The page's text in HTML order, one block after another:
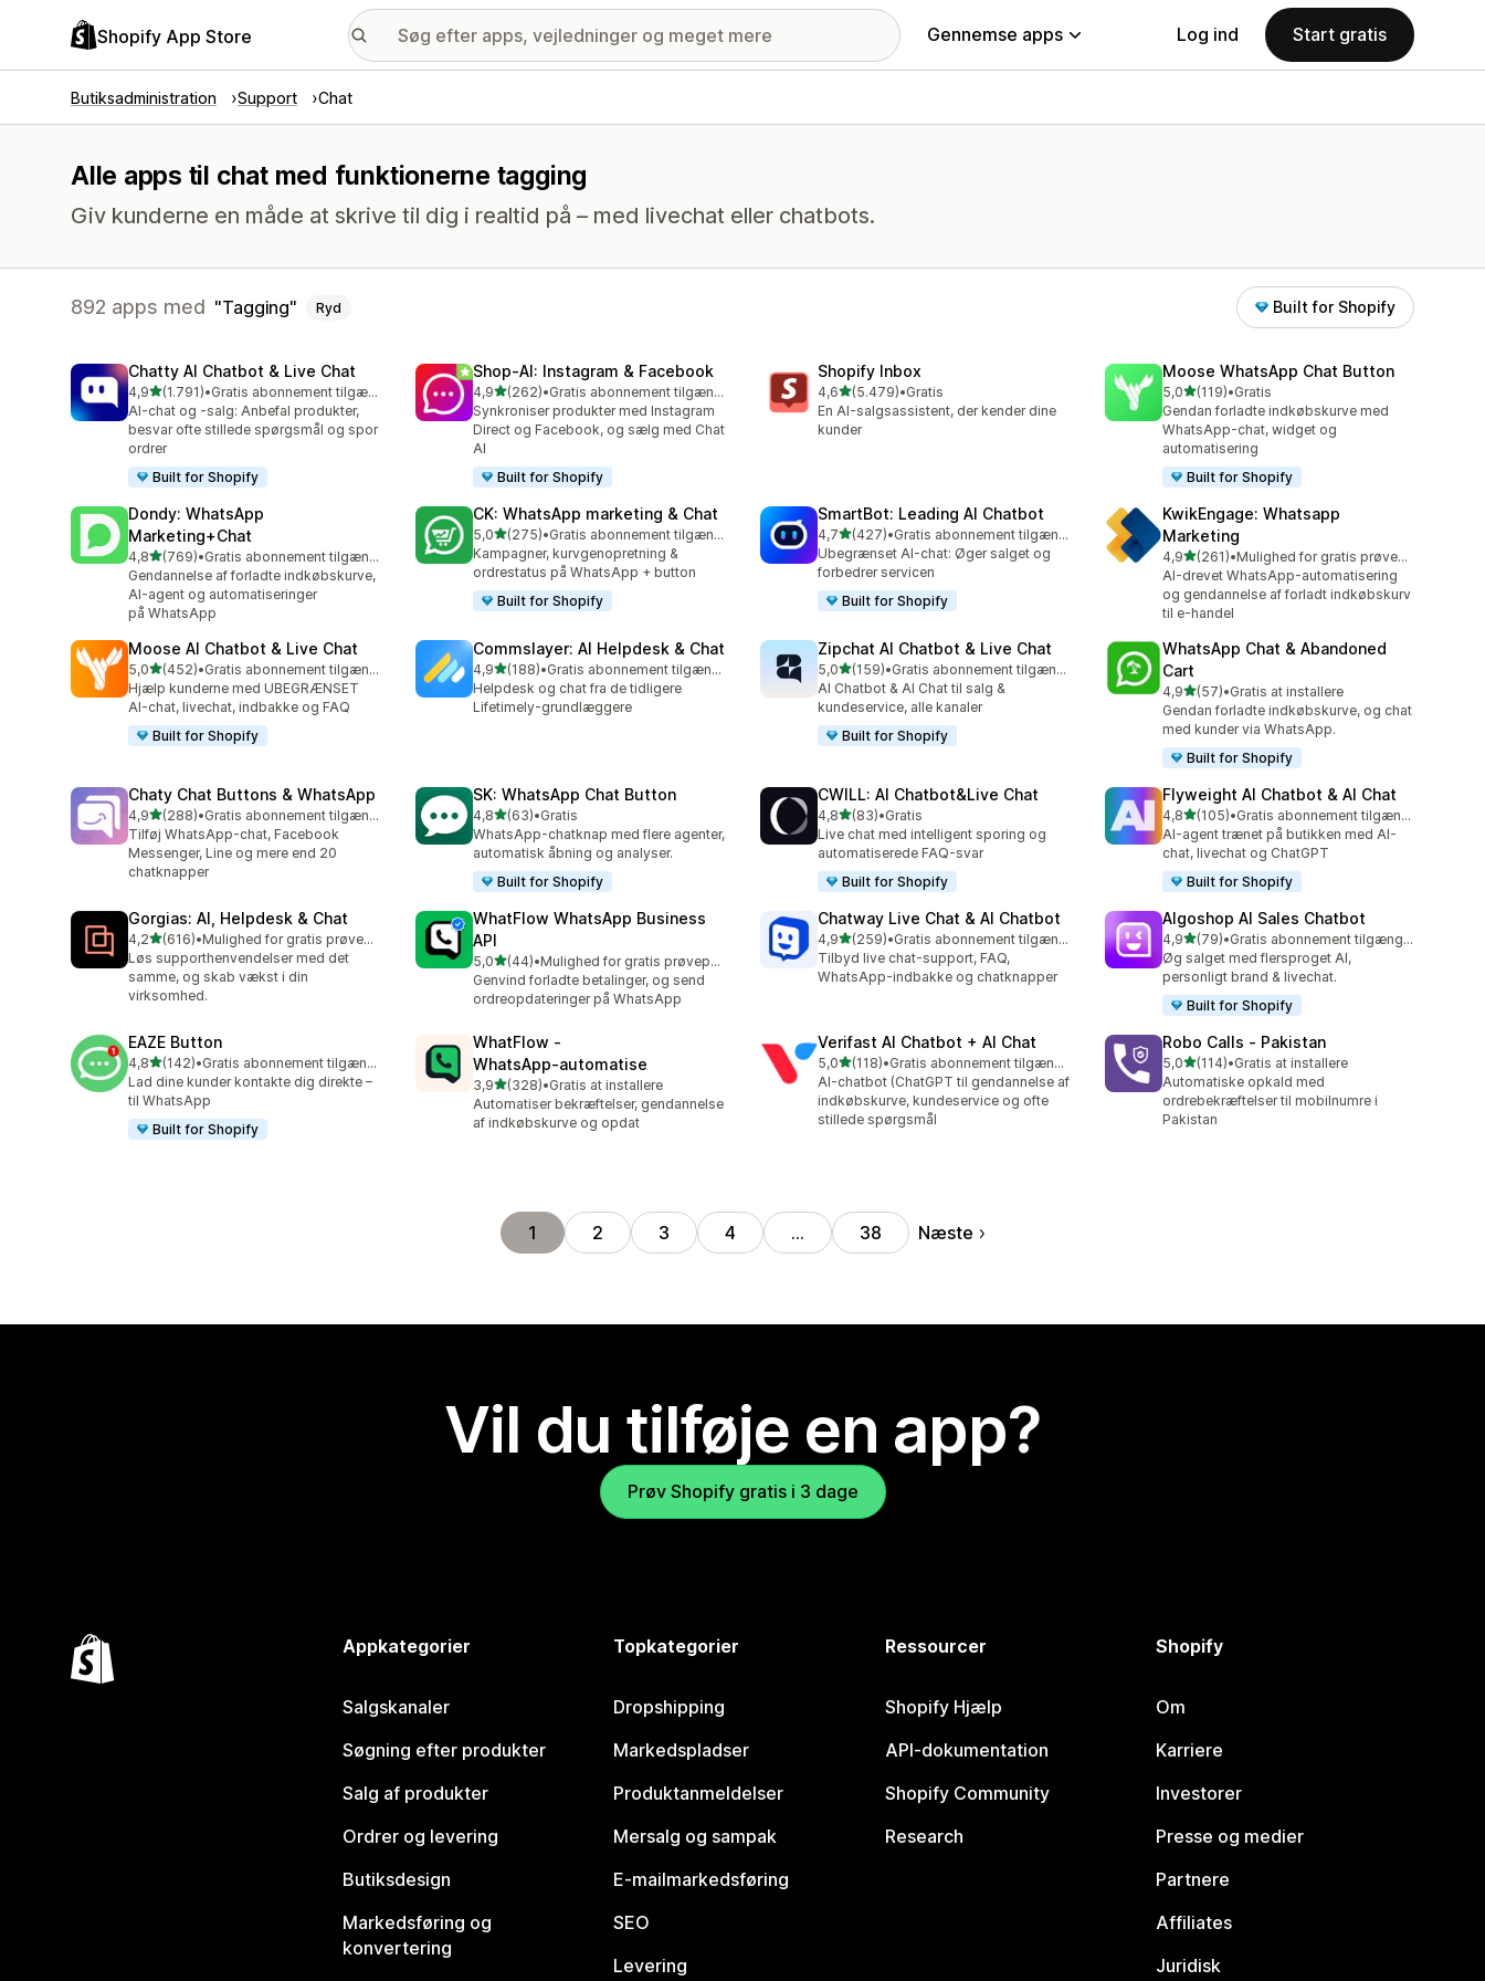
Shopify App Store Gennemse apps Log ind Start gratis
Butiksadministration Support Chat
Alle apps til chat med funktionerne tagging
Giv kunderne en måde at skrive til dig i realtid på – med livechat eller chatbots.
892 apps med Tagging Ryd Built for Shopify
Chatty AI Chatbot & Live Chat
4,9ud af 5 stjerner
(1.791)
1791 anmeldelser i alt
•
Gratis abonnement tilgængeligt
AI-chat og -salg: Anbefal produkter,
besvar ofte stillede spørgsmål og spor
ordrer
Built for Shopify
Shop‑AI: Instagram & Facebook
4,9ud af 5 stjerner
(262)
262 anmeldelser i alt
•
Gratis abonnement tilgængeligt
Synkroniser produkter med Instagram
Direct og Facebook, og sælg med Chat
AI
Built for Shopify
Shopify Inbox
4,6ud af 5 stjerner
(5.479)
5479 anmeldelser i alt
•Gratis
En AI-salgsassistent, der kender dine
kunder
Moose WhatsApp Chat Button
5,0ud af 5 stjerner
(119)
119 anmeldelser i alt
•Gratis
Gendan forladte indkøbskurve med
WhatsApp-chat, widget og
automatisering
Built for Shopify
Dondy: WhatsApp
Marketing+Chat
4,8ud af 5 stjerner
(769)
769 anmeldelser i alt
•
Gratis abonnement tilgængeligt
Gendannelse af forladte indkøbskurve,
AI-agent og automatiseringer
på WhatsApp
CK: WhatsApp marketing & Chat
5,0ud af 5 stjerner
(275)
275 anmeldelser i alt
•
Gratis abonnement tilgængeligt
Kampagner, kurvgenopretning &
ordrestatus på WhatsApp + button
Built for Shopify
SmartBot: Leading AI Chatbot
4,7ud af 5 stjerner
(427)
427 anmeldelser i alt
•
Gratis abonnement tilgængeligt
Ubegrænset AI-chat: Øger salget og
forbedrer servicen
Built for Shopify
KwikEngage: Whatsapp
Marketing
4,9ud af 5 stjerner
(261)
261 anmeldelser i alt
•
Mulighed for gratis prøveperiode
AI-drevet WhatsApp-automatisering
og gendannelse af forladt indkøbskurv
til e-handel
Moose AI Chatbot & Live Chat
5,0ud af 5 stjerner
(452)
452 anmeldelser i alt
•
Gratis abonnement tilgængeligt
Hjælp kunderne med UBEGRÆNSET
AI-chat, livechat, indbakke og FAQ
Built for Shopify
Commslayer: AI Helpdesk & Chat
4,9ud af 5 stjerner
(188)
188 anmeldelser i alt
•
Gratis abonnement tilgængeligt
Helpdesk og chat fra de tidligere
Lifetimely-grundlæggere
Zipchat AI Chatbot & Live Chat
5,0ud af 5 stjerner
(159)
159 anmeldelser i alt
•
Gratis abonnement tilgængeligt
AI Chatbot & AI Chat til salg &
kundeservice, alle kanaler
Built for Shopify
WhatsApp Chat & Abandoned
Cart
4,9ud af 5 stjerner
(57)
57 anmeldelser i alt
•Gratis at installere
Gendan forladte indkøbskurve, og chat
med kunder via WhatsApp.
Built for Shopify
Chaty Chat Buttons & WhatsApp
4,9ud af 5 stjerner
(288)
288 anmeldelser i alt
•
Gratis abonnement tilgængeligt
Tilføj WhatsApp-chat, Facebook
Messenger, Line og mere end 20
chatknapper
SK: WhatsApp Chat Button
4,8ud af 5 stjerner
(63)
63 anmeldelser i alt
•Gratis
WhatsApp-chatknap med flere agenter,
automatisk åbning og analyser.
Built for Shopify
CWILL: AI Chatbot&Live Chat
4,8ud af 5 stjerner
(83)
83 anmeldelser i alt
•Gratis
Live chat med intelligent sporing og
automatiserede FAQ-svar
Built for Shopify
Flyweight AI Chatbot & AI Chat
4,8ud af 5 stjerner
(105)
105 anmeldelser i alt
•
Gratis abonnement tilgængeligt
AI-agent trænet på butikken med AI-
chat, livechat og ChatGPT
Built for Shopify
Gorgias: AI, Helpdesk & Chat
4,2ud af 5 stjerner
(616)
616 anmeldelser i alt
•
Mulighed for gratis prøveperiode
Løs supporthenvendelser med det
samme, og skab vækst i din
virksomhed.
WhatFlow WhatsApp Business
API
5,0ud af 5 stjerner
(44)
44 anmeldelser i alt
•
Mulighed for gratis prøveperiode
Genvind forladte betalinger, og send
ordreopdateringer på WhatsApp
Chatway Live Chat & AI Chatbot
4,9ud af 5 stjerner
(259)
259 anmeldelser i alt
•
Gratis abonnement tilgængeligt
Tilbyd live chat-support, FAQ,
WhatsApp-indbakke og chatknapper
Algoshop AI Sales Chatbot
4,9ud af 5 stjerner
(79)
79 anmeldelser i alt
•
Gratis abonnement tilgængeligt
Øg salget med flersproget AI,
personligt brand & livechat.
Built for Shopify
EAZE Button
4,8ud af 5 stjerner
(142)
142 anmeldelser i alt
•
Gratis abonnement tilgængeligt
Lad dine kunder kontakte dig direkte –
til WhatsApp
Built for Shopify
WhatFlow ‑
WhatsApp‑automatise
3,9ud af 5 stjerner
(328)
328 anmeldelser i alt
•Gratis at installere
Automatiser bekræftelser, gendannelse
af indkøbskurve og opdat
Verifast AI Chatbot + AI Chat
5,0ud af 5 stjerner
(118)
118 anmeldelser i alt
•
Gratis abonnement tilgængeligt
AI-chatbot (ChatGPT til gendannelse af
indkøbskurve, kundeservice og ofte
stillede spørgsmål
Robo Calls ‑ Pakistan
5,0ud af 5 stjerner
(114)
114 anmeldelser i alt
•Gratis at installere
Automatiske opkald med
ordrebekræftelser til mobilnumre i
Pakistan
1 2 3 4 … 38 Næste
Vil du tilføje en app?
Prøv Shopify gratis i 3 dage
Appkategorier
Salgskanaler
Søgning efter produkter
Salg af produkter
Ordrer og levering
Butiksdesign
Markedsføring og
konvertering
Topkategorier
Dropshipping
Markedspladser
Produktanmeldelser
Mersalg og sampak
E-mailmarkedsføring
SEO
Levering
Ressourcer
Shopify Hjælp
API-dokumentation
Shopify Community
Research
Shopify
Om
Karriere
Investorer
Presse og medier
Partnere
Affiliates
Juridisk